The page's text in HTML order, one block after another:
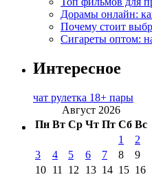
Дорамы онлайн:
Почему стоит
Сигареты оптом:
Интересное
чат рулетка 18+ пары
Август 2026
Пн Вт Ср Чт Пт Сб Вс
1
2
3
4 5 6 7 8
9
10 11 12 13 14 15 16